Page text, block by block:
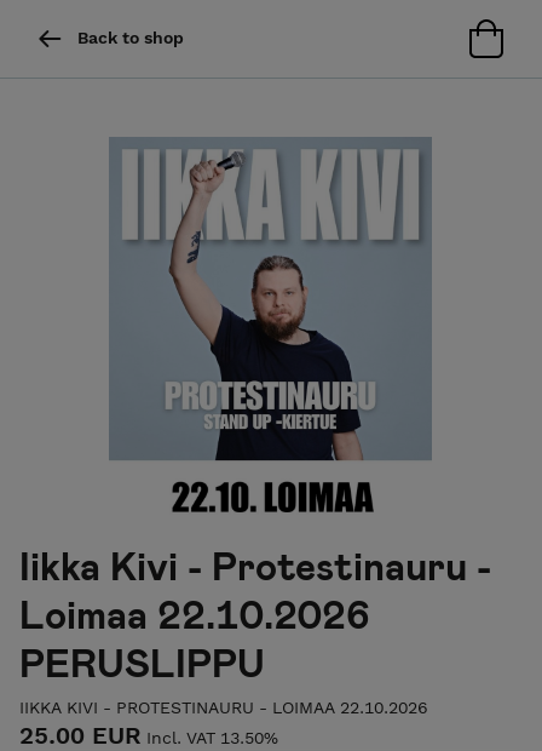
Back to shop
Iikka Kivi - Protestinauru -
Loimaa 22.10.2026
PERUSLIPPU
IIKKA KIVI - PROTESTINAURU - LOIMAA 22.10.2026
25.00 EUR Incl. VAT 13.50%